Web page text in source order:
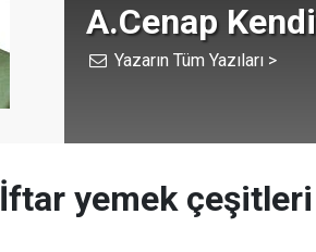
A.Cenap Kendi
Yazarın Tüm Yazıları >
İftar yemek çeşitleri